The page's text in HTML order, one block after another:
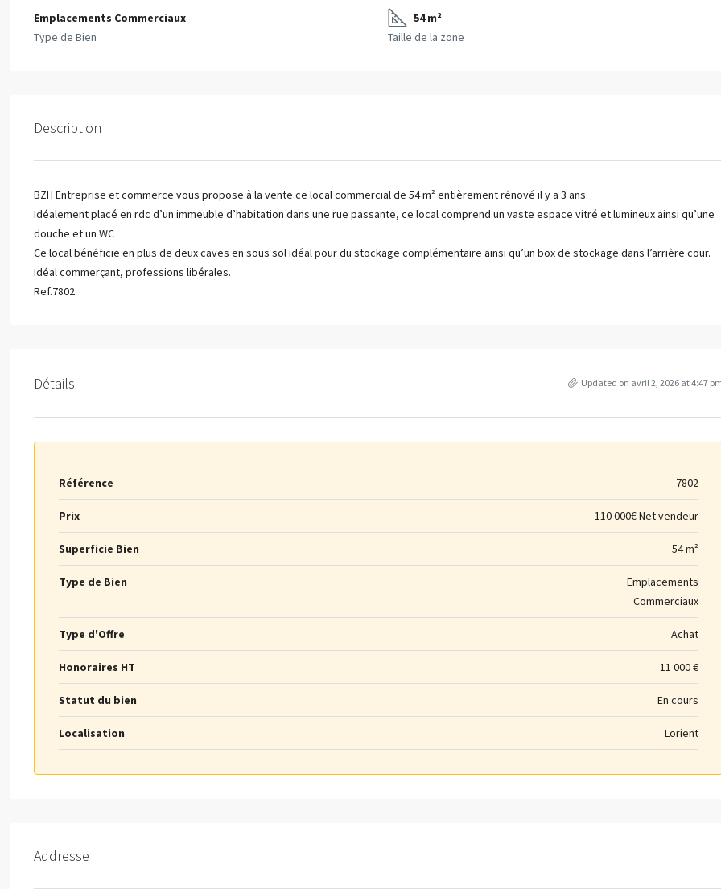
Emplacements Commerciaux
Type de Bien
54 m²
Taille de la zone
Description
BZH Entreprise et commerce vous propose à la vente ce local commercial de 54 m² entièrement rénové il y a 3 ans.
Idéalement placé en rdc d’un immeuble d’habitation dans une rue passante, ce local comprend un vaste espace vitré et lumineux ainsi qu’une
douche et un WC
Ce local bénéficie en plus de deux caves en sous sol idéal pour du stockage complémentaire ainsi qu’un box de stockage dans l’arrière cour.
Idéal commerçant, professions libérales.
Ref.7802
Détails Updated on avril 2, 2026 at 4:47
Référence 7802
Prix 110 000€ Net vendeur
Superficie Bien 54 m²
Type de Bien
Emplacements
Commerciaux
Type d'Offre Achat
Honoraires HT 11 000 €
Statut du bien En cours
Localisation Lorient
Addresse